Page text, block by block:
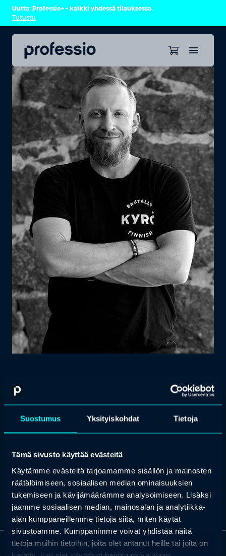
Suostumus Yksityiskohdat Tietoja
Tämä sivusto käyttää evästeitä
Käytämme evästeitä tarjoamamme sisällön ja mainosten
räätälöimiseen, sosiaalisen median ominaisuuksien
tukemiseen ja kävijämäärämme analysoimiseen. Lisäksi
jaamme sosiaalisen median, mainosalan ja analytiikka-
alan kumppaneillemme tietoja siitä, miten käytät
sivustoamme. Kumppanimme voivat yhdistää näitä
tietoja muihin tietoihin, joita olet antanut heille tai joita on
Uutta: Professio+ – kaikki yhdessä tilauksessa.
Tutustu
Mikko Koskinen
Mikon jo tunnetkin Kyrön ikonisista mainosvideoista. Mikko vetää
tällä hetkellä Kyrö Distilleryn Experiences-liiketoimintaa. Vapaa-
ajallaan tämä propellipää vapaasukeltaa, purjehtii ja tekee työtä